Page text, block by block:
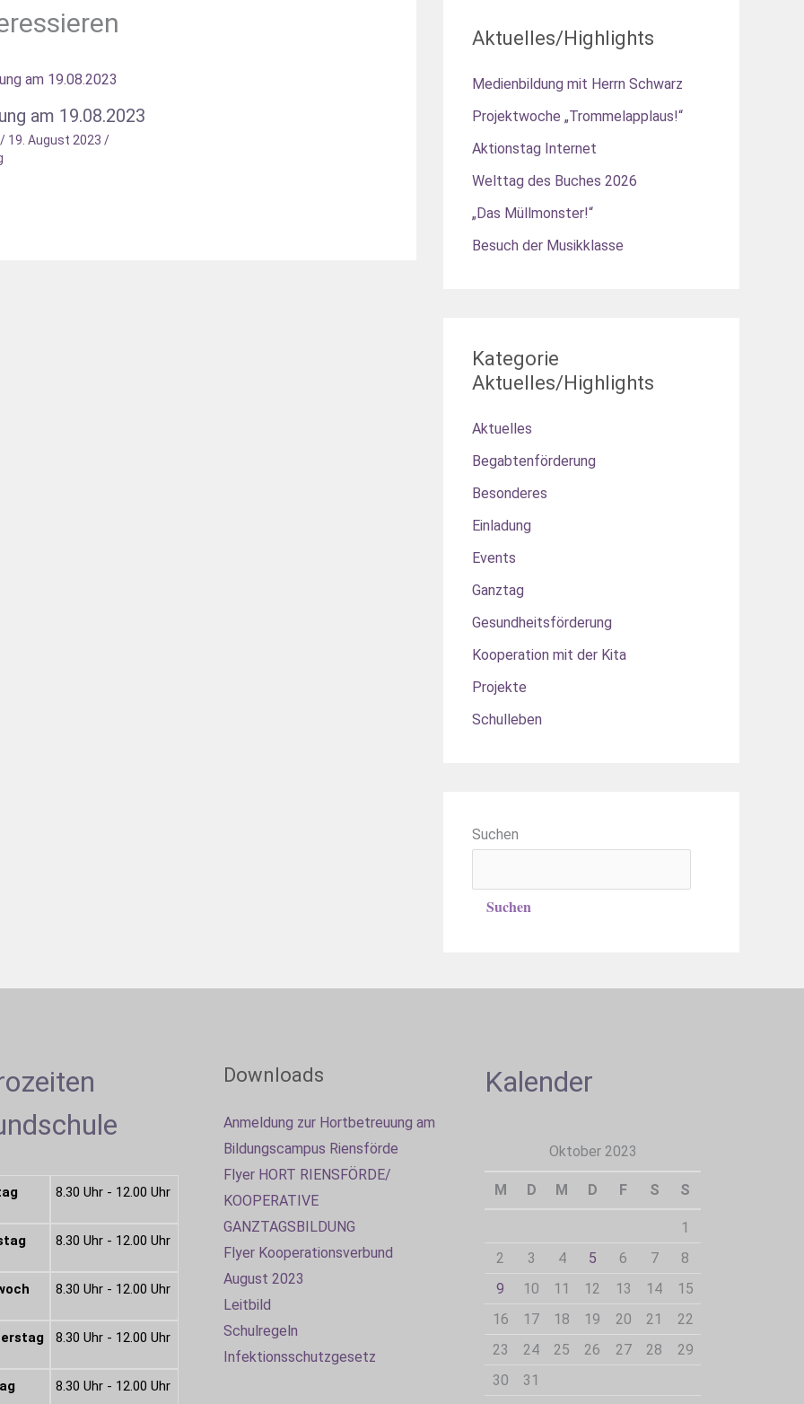
am 19.08.2023
/ 19. August 2023 /
Aktuelles/Highlights
Medienbildung mit Herrn Schwarz
Projektwoche „Trommelapplaus!“
Aktionstag Internet
Welttag des Buches 2026
„Das Müllmonster!“
Besuch der Musikklasse
Kategorie
Aktuelles/Highlights
Aktuelles
Begabtenförderung
Besonderes
Einladung
Events
Ganztag
Gesundheitsförderung
Kooperation mit der Kita
Projekte
Schulleben
Suchen
Suchen
8.30 Uhr - 12.00 Uhr
8.30 Uhr - 12.00 Uhr
8.30 Uhr - 12.00 Uhr
8.30 Uhr - 12.00 Uhr
8.30 Uhr - 12.00 Uhr
Downloads
Anmeldung zur Hortbetreuung am
Bildungscampus Riensförde
Flyer HORT RIENSFÖRDE/
KOOPERATIVE
GANZTAGSBILDUNG
Flyer Kooperationsverbund
August 2023
Leitbild
Schulregeln
Infektionsschutzgesetz
Kalender
Oktober 2023
M D M D F S S
1
2
3 4 5 6 7
8
9
10 11 12 13 14
15
16
17 18 19 20 21
22
23
24 25 26 27 28
29
30
31